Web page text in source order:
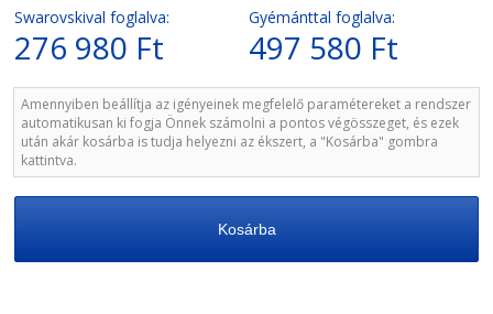
Swarovskival foglalva:
276 980 Ft
Gyémánttal foglalva:
497 580 Ft
Amennyiben beállítja az igényeinek megfelelő paramétereket a rendszer
automatikusan ki fogja Önnek számolni a pontos végösszeget, és ezek
után akár kosárba is tudja helyezni az ékszert, a "Kosárba" gombra
kattintva.
Kosárba